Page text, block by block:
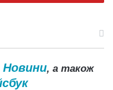
Новини, а також